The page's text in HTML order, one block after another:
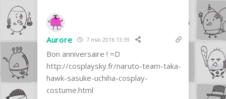
Aurore 7 mai 2016 13:39
Bon anniversaire ! =D
http://cosplaysky.fr/naruto-team-taka-
hawk-sasuke-uchiha-cosplay-
costume.html